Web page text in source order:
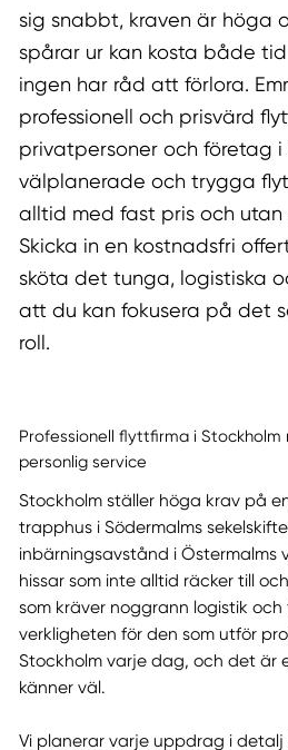
sig snabbt, kraven är höga
spårar ur kan kosta både
ingen har råd att förlora.
professionell och prisvärd
privatpersoner och företag i
välplanerade och trygga
alltid med fast pris och
Skicka in en kostnadsfri
sköta det tunga, logistiska
att du kan fokusera på det
roll.
Professionell flyttfirma i
personlig service
Stockholm ställer höga krav på
trapphus i Södermalms
inbärningsavstånd i Östermalms
hissar som inte alltid räcker till
som kräver noggrann logistik
verkligheten för den som utför
Stockholm varje dag, och det är
känner väl.
Vi planerar varje uppdrag i